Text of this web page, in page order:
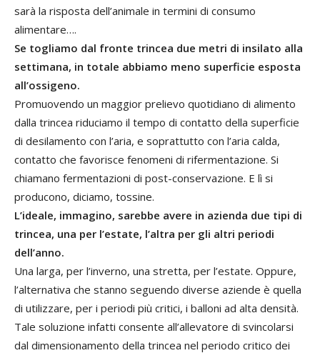
sarà la risposta dell’animale in termini di consumo
alimentare….
Se togliamo dal fronte trincea due metri di insilato alla
settimana, in totale abbiamo meno superficie esposta
all’ossigeno.
Promuovendo un maggior prelievo quotidiano di alimento
dalla trincea riduciamo il tempo di contatto della superficie
di desilamento con l’aria, e soprattutto con l’aria calda,
contatto che favorisce fenomeni di rifermentazione. Si
chiamano fermentazioni di post-conservazione. E lì si
producono, diciamo, tossine.
L’ideale, immagino, sarebbe avere in azienda due tipi di
trincea, una per l’estate, l’altra per gli altri periodi
dell’anno.
Una larga, per l’inverno, una stretta, per l’estate. Oppure,
l’alternativa che stanno seguendo diverse aziende è quella
di utilizzare, per i periodi più critici, i balloni ad alta densità.
Tale soluzione infatti consente all’allevatore di svincolarsi
dal dimensionamento della trincea nel periodo critico dei